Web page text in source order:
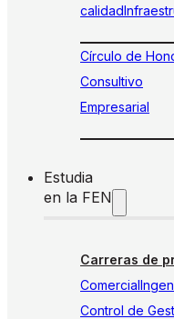
calidad
Círculo de
Consultivo
Empresarial
Estudia
en la FEN
Carreras de
Comercial
Control de